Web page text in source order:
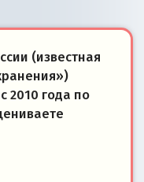
(известная
2010 года по